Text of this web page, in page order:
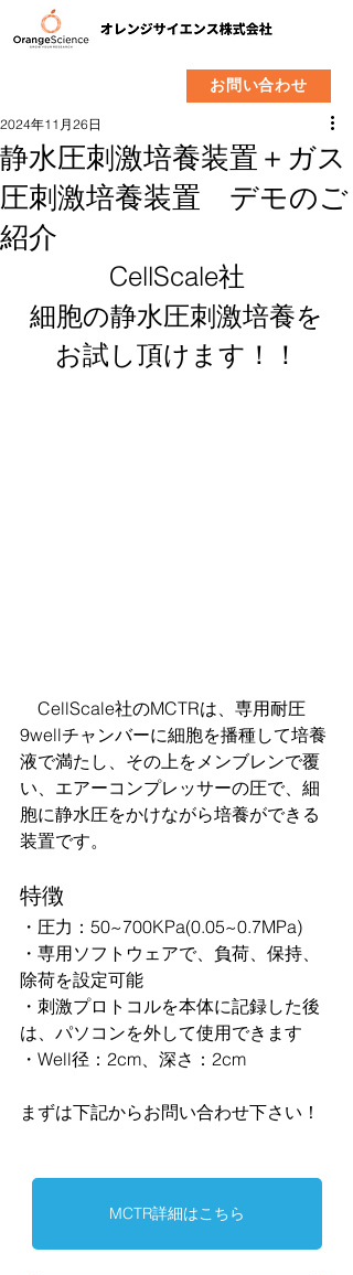
お問い合わせ
静水圧刺激培養装置＋ガス
圧刺激培養装置 デモのご
紹介
2024年11月26日
CellScale社
細胞の静水圧刺激培養を
お試し頂けます！！
CellScale社のMCTRは、専用耐圧
9wellチャンバーに細胞を播種して培養
液で満たし、その上をメンブレンで覆
い、エアーコンプレッサーの圧で、細
胞に静水圧をかけながら培養ができる
装置です。
特徴
・圧力：50~700KPa(0.05~0.7MPa)
・専用ソフトウェアで、負荷、保持、
除荷を設定可能
・刺激プロトコルを本体に記録した後
は、パソコンを外して使用できます
・Well径：2cm、深さ：2cm
まずは下記からお問い合わせ下さい！
MCTR詳細はこちら